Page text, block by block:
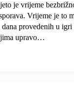
je vrijeme
Vrijeme je to
provedenih u
upravo…